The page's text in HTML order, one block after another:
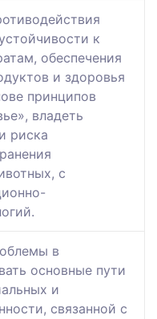
к
обеспечения
и здоровья
принципов
владеть
риска
с
в
основные пути
и
связанной с